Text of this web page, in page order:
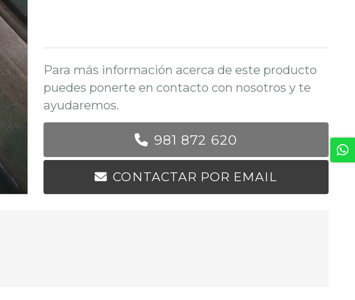
Para más información acerca de este producto
puedes ponerte en contacto con nosotros y te
ayudaremos.
981 872 620
CONTACTAR POR EMAIL